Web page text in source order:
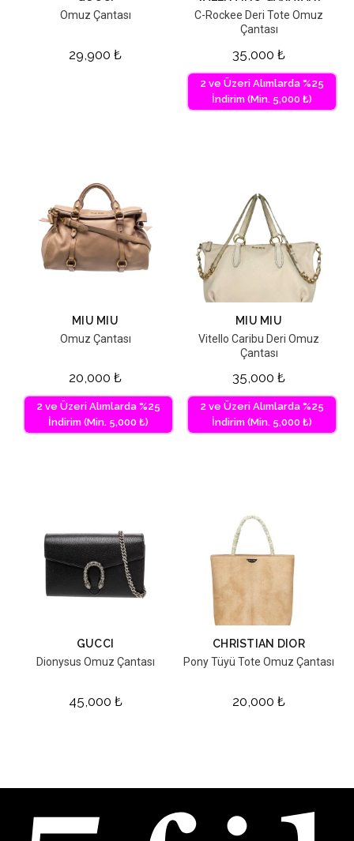
Omuz Çantası
29,900 ₺
C-Rockee Deri Tote Omuz
Çantası
35,000 ₺
2 ve Üzeri Alımlarda %25
İndirim (Min. 5,000 ₺)
MIU MIU
Omuz Çantası
20,000 ₺
2 ve Üzeri Alımlarda %25
İndirim (Min. 5,000 ₺)
MIU MIU
Vitello Caribu Deri Omuz
Çantası
35,000 ₺
2 ve Üzeri Alımlarda %25
İndirim (Min. 5,000 ₺)
GUCCI
Dionysus Omuz Çantası
45,000 ₺
CHRISTIAN DIOR
Pony Tüyü Tote Omuz Çantası
20,000 ₺